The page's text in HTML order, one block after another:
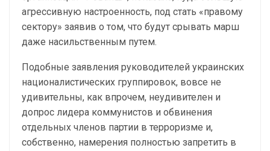
агрессивную настроенность, под стать «правому
сектору» заявив о том, что будут срывать марш
даже насильственным путем.
Подобные заявления руководителей украинских
националистических группировок, вовсе не
удивительны, как впрочем, неудивителен и
допрос лидера коммунистов и обвинения
отдельных членов партии в терроризме и,
собственно, намерения полностью запретить в